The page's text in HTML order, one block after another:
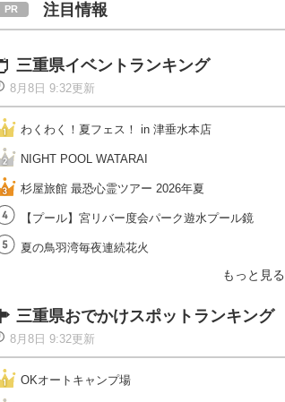
注目情報
三重県イベントランキング
8月8日 9:32更新
わくわく！夏フェス！ in 津垂水本店
NIGHT POOL WATARAI
杉屋旅館 最恐心霊ツアー 2026年夏
【プール】宮リバー度会パーク遊水プール鏡
夏の鳥羽湾毎夜連続花火
もっと見る
三重県おでかけスポットランキング
8月8日 9:32更新
OKオートキャンプ場